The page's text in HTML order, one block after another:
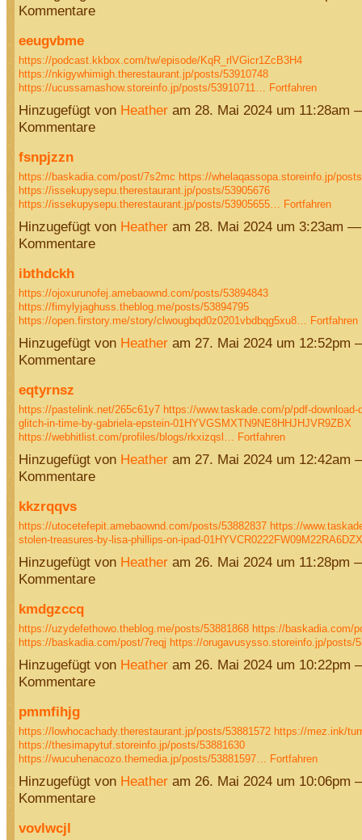
Kommentare
eeugvbme
https://podcast.kkbox.com/tw/episode/KqR_rlVGicr1ZcB3H4
https://nkigywhimigh.therestaurant.jp/posts/53910748
https://ucussamashow.storeinfo.jp/posts/53910711… Fortfahren
Hinzugefügt von Heatheram 28. Mai 2024 um 11:28am
Kommentare
fsnpjzzn
https://baskadia.com/post/7s2mc https://whelaqassopa.storeinfo.jp/
https://issekupysepu.therestaurant.jp/posts/53905676
https://issekupysepu.therestaurant.jp/posts/53905655… Fortfahren
Hinzugefügt von Heatheram 28. Mai 2024 um 3:23am
Kommentare
ibthdckh
https://ojoxurunofej.amebaownd.com/posts/53894843
https://fimylyjaghuss.theblog.me/posts/53894795
https://open.firstory.me/story/clwougbqd0z0201vbdbqg5xu8… Fortfahren
Hinzugefügt von Heatheram 27. Mai 2024 um 12:52pm
Kommentare
eqtyrnsz
https://pastelink.net/265c61y7 https://www.taskade.com/p/pdf-download-
glitch-in-time-by-gabriela-epstein-01HYVGSMXTN9NE8HHJHJVR9ZBX
https://webhitlist.com/profiles/blogs/rkxizqsl…
Fortfahren
Hinzugefügt von Heatheram 27. Mai 2024 um 12:42am
Kommentare
kkzrqqvs
https://utocetefepit.amebaownd.com/posts/53882837 https://
stolen-treasures-by-lisa-phillips-on-ipad-
Hinzugefügt von Heatheram 26. Mai 2024 um 11:28pm
Kommentare
kmdgzccq
https://uzydefethowo.theblog.me/posts/53881868 https://baskadia.com/
https://baskadia.com/post/7reqj https://orugavusysso.storeinfo.jp/posts/
Hinzugefügt von Heatheram 26. Mai 2024 um 10:22pm
Kommentare
pmmfihjg
https://lowhocachady.therestaurant.jp/posts/53881572 https://mez.ink/
https://thesimapytuf.storeinfo.jp/posts/53881630
https://wucuhenacozo.themedia.jp/posts/53881597…
Fortfahren
Hinzugefügt von Heatheram 26. Mai 2024 um 10:06pm
Kommentare
vovlwcjl